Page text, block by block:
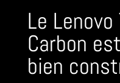
Le
Carbon
bien